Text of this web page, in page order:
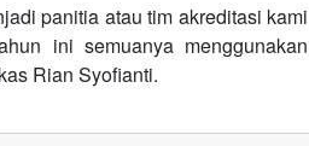
panitia atau tim akreditasi kami
ini semuanya menggunakan
Rian Syofianti.